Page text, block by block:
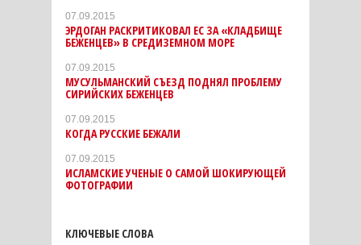
07.09.2015
ЭРДОГАН РАСКРИТИКОВАЛ ЕС ЗА «КЛАДБИЩЕ
БЕЖЕНЦЕВ» В СРЕДИЗЕМНОМ МОРЕ
07.09.2015
МУСУЛЬМАНСКИЙ СЪЕЗД ПОДНЯЛ ПРОБЛЕМУ
СИРИЙСКИХ БЕЖЕНЦЕВ
07.09.2015
КОГДА РУССКИЕ БЕЖАЛИ
07.09.2015
ИСЛАМСКИЕ УЧЕНЫЕ О САМОЙ ШОКИРУЮЩЕЙ
ФОТОГРАФИИ
КЛЮЧЕВЫЕ СЛОВА